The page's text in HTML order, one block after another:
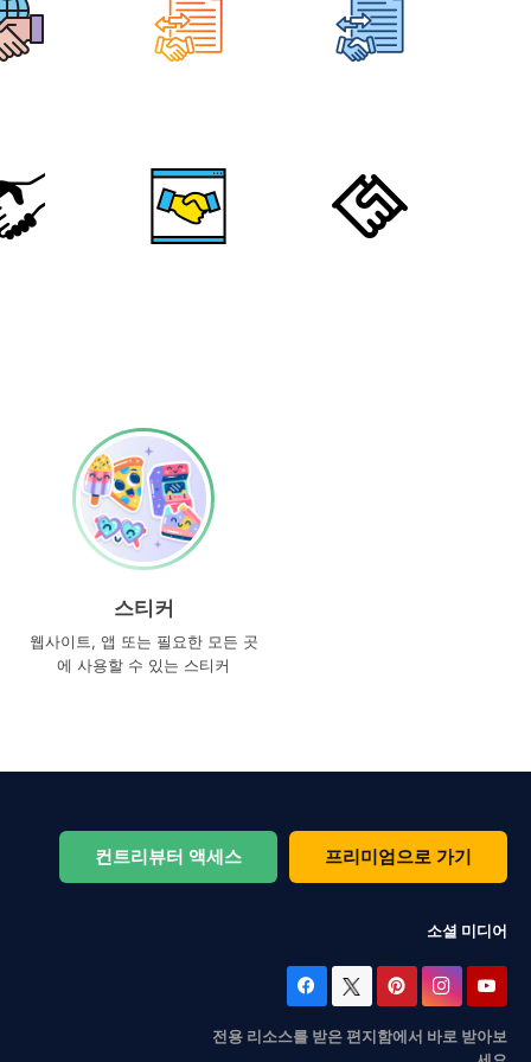
스티커
웹사이트, 앱 또는 필요한 모든 곳
에 사용할 수 있는 스티커
컨트리뷰터 액세스 프리미엄으로 가기
소셜 미디어
전용 리소스를 받은 편지함에서 바로 받아보